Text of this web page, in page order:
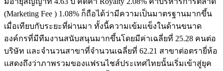
(Marketing Fee ) 1.08% ก็ถือได้ว่ามีความเป็นมาตรฐานมากขึ้น
เมื่อเทียบกับระยะที่ผ่านมา ทั้งนี้ความเข้มแข็งในด้านขนาด
องค์กรที่มีทีมงานสนับสนุนมากขึ้นโดยมีค่าเฉลี่ยที่ 25.28 คนต่อ
บริษัท และจำนวนสาขาที่จำนวนเฉลี่ยที่ 62.21 สาขาต่อตรายี่ห้อ
แสดงถึงว่าภาพรวมของแฟรนไชส์ประเทศไทยนั้นเริ่มเข้าสู่ยุค